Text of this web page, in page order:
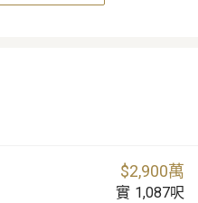
$2,900萬
實 1,087呎